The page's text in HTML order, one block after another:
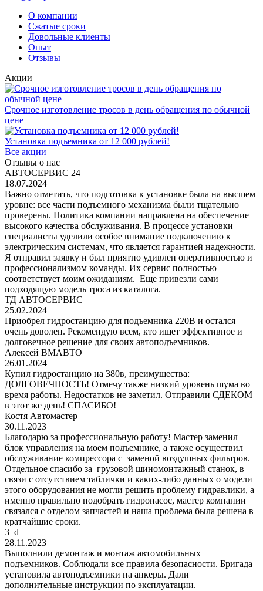
О компании
Сжатые сроки
Довольные клиенты
Опыт
Отзывы
Акции
Срочное изготовление тросов в день обращения по обычной
цене
Установка подъемника от 12 000 рублей!
Все акции
Отзывы о нас
АВТОСЕРВИС 24
18.07.2024
Важно отметить, что подготовка к установке была на высшем
уровне: все части подъемного механизма были тщательно
проверены. Политика компании направлена на обеспечение
высокого качества обслуживания. В процессе установки
специалисты уделили особое внимание подключению к
электрическим системам, что является гарантией надежности.
Я отправил заявку и был приятно удивлен оперативностью и
профессионализмом команды. Их сервис полностью
соответствует моим ожиданиям. Еще привезли сами
подходящую модель троса из каталога.
ТД АВТОСЕРВИС
25.02.2024
Приобрел гидростанцию для подъемника 220В и остался
очень доволен. Рекомендую всем, кто ищет эффективное и
долговечное решение для своих автоподъемников.
Алексей ВМАВТО
26.01.2024
Купил гидростанцию на 380в, преимущества:
ДОЛГОВЕЧНОСТЬ! Отмечу также низкий уровень шума во
время работы. Недостатков не заметил. Отправили СДЕКОМ
в этот же день! СПАСИБО!
Костя Автомастер
30.11.2023
Благодарю за профессиональную работу! Мастер заменил
блок управления на моем подъемнике, а также осуществил
обслуживание компрессора с заменой воздушных фильтров.
Отдельное спасибо за грузовой шиномонтажный станок, в
связи с отсутствием таблички и каких-либо данных о модели
этого оборудования не могли решить проблему гидравлики, а
именно правильно подобрать гидронасос, мастер компании
связался с отделом запчастей и наша проблема была решена в
кратчайшие сроки.
3_d
28.11.2023
Выполнили демонтаж и монтаж автомобильных
подъемников. Соблюдали все правила безопасности. Бригада
установила автоподъемники на анкеры. Дали
дополнительные инструкции по эксплуатации.